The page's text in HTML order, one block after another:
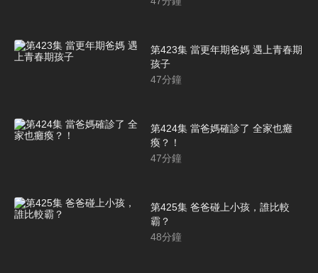
第423集 當更年期爸媽 遇上青春期
孩子
47分鐘
第424集 當爸媽確診了 全家也癱
瘓？！
47分鐘
第425集 爸爸碰上小孩，誰比較
霸？
48分鐘